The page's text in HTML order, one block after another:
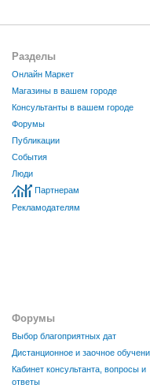
Разделы
Онлайн Маркет
Магазины в вашем городе
Консультанты в вашем городе
Форумы
Публикации
События
Люди
Партнерам
Рекламодателям
Форумы
Выбор благоприятных дат
Дистанционное и заочное
Кабинет консультанта, вопросы и
ответы